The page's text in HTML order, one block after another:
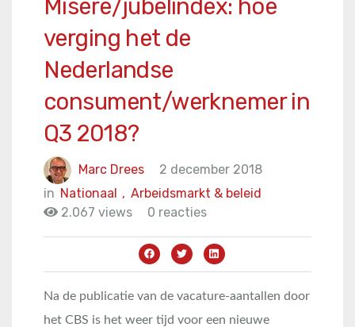
Misère/jubelindex: hoe
verging het de
Nederlandse
consument/werknemer in
Q3 2018?
Marc Drees
2 december 2018
in
Arbeidsmarkt & beleid
Nationaal ,
2.067 views
0 reacties
Na de publicatie van de vacature-aantallen door
het CBS is het weer tijd voor een nieuwe